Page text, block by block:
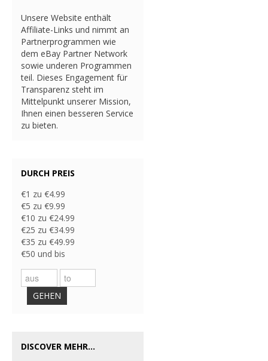
Unsere Website enthält
Affiliate-Links und nimmt an
Partnerprogrammen wie
dem eBay Partner Network
sowie underen Programmen
teil. Dieses Engagement für
Transparenz steht im
Mittelpunkt unserer Mission,
Ihnen einen besseren Service
zu bieten.
DURCH PREIS
€1 zu €4.99
€5 zu €9.99
€10 zu €24.99
€25 zu €34.99
€35 zu €49.99
€50 und bis
GEHEN
DISCOVER MEHR...